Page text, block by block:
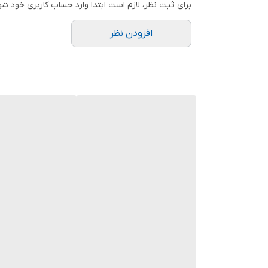
برای ثبت نظر، لازم است ابتدا وارد حساب کاربری خود
افزودن نظر